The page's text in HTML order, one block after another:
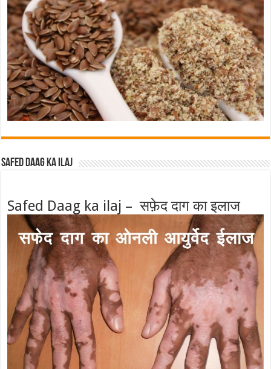
Safed Daag ka ilaj
Safed Daag ka ilaj – सफ़ेद दाग का इलाज